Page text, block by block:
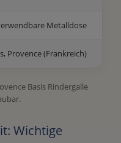
Metalldose
Provence (Frankreich)
Basis Rindergalle
Wichtige